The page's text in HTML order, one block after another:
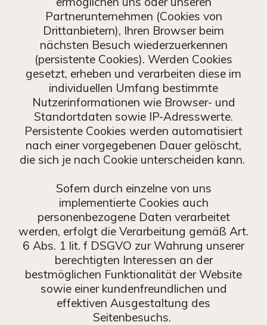
Partnerunternehmen (Cookies von
Drittanbietern), Ihren Browser beim
nächsten Besuch wiederzuerkennen
(persistente Cookies). Werden Cookies
gesetzt, erheben und verarbeiten diese im
individuellen Umfang bestimmte
Nutzerinformationen wie Browser- und
Standortdaten sowie IP-Adresswerte.
Persistente Cookies werden automatisiert
nach einer vorgegebenen Dauer gelöscht,
die sich je nach Cookie unterscheiden kann.
Sofern durch einzelne von uns
implementierte Cookies auch
personenbezogene Daten verarbeitet
werden, erfolgt die Verarbeitung gemäß Art.
6 Abs. 1 lit. f DSGVO zur Wahrung unserer
berechtigten Interessen an der
bestmöglichen Funktionalität der Website
sowie einer kundenfreundlichen und
effektiven Ausgestaltung des
Seitenbesuchs.